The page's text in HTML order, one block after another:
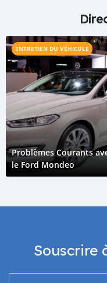
ENTRETIEN DU VÉHICULE
Problèmes Courants
le Ford Mondeo
Souscrire